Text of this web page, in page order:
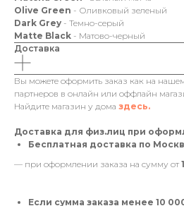
Olive Green - Оливковый зеленый
Dark Grey - Темно-серый
Matte Black - Матово-черный
Доставка
Вы можете оформить заказ как на
партнеров в онлайн или оффлайн
Найдите магазин у дома здесь.
Доставка для физ.лиц при
Бесплатная доставка по
— при оформлении заказа на сумму от
Если сумма заказа менее 10